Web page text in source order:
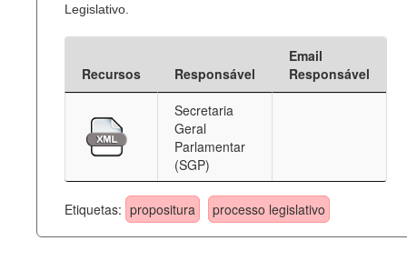
Legislativo.
Recursos Responsável
Email
Responsável
Secretaria
Geral
Parlamentar
(SGP)
Etiquetas: propositura processo legislativo